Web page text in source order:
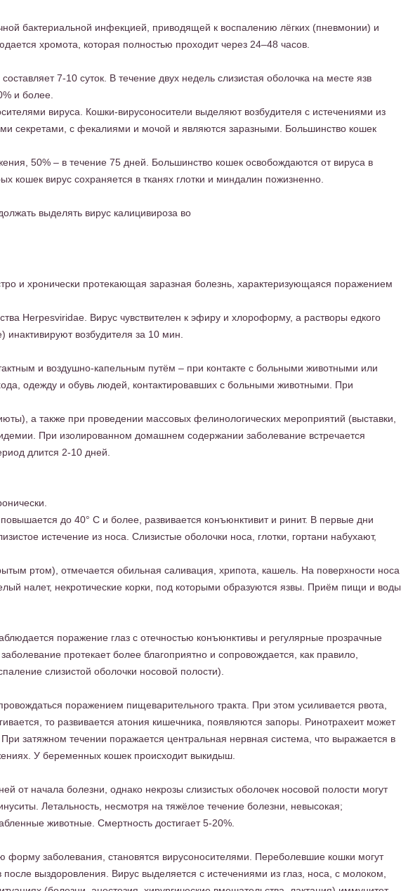
бактериальной инфекцией, приводящей к воспалению лёгких (пневмонии) и
хромота, которая полностью проходит через 24–48 часов.
7-10 суток. В течение двух недель слизистая оболочка на месте язв
и более.
вируса. Кошки-вирусоносители выделяют возбудителя с истечениями из
секретами, с фекалиями и мочой и являются заразными. Большинство кошек
50% – в течение 75 дней. Большинство кошек освобождаются от вируса в
кошек вирус сохраняется в тканях глотки и миндалин пожизненно.
выделять вирус калицивироза во
и хронически протекающая заразная болезнь, характеризующаяся поражением
Herpesviridae. Вирус чувствителен к эфиру и хлороформу, а растворы едкого
возбудителя за 10 мин.
и воздушно-капельным путём – при контакте с больными животными или
одежду и обувь людей, контактировавших с больными животными. При
а также при проведении массовых фелинологических мероприятий (выставки,
При изолированном домашнем содержании заболевание встречается
длится 2-10 дней.
до 40° С и более, развивается конъюнктивит и ринит. В первые дни
истечение из носа. Слизистые оболочки носа, глотки, гортани набухают,
ртом), отмечается обильная саливация, хрипота, кашель. На поверхности носа
налет, некротические корки, под которыми образуются язвы. Приём пищи и воды
поражение глаз с отечностью конъюнктивы и регулярные прозрачные
протекает более благоприятно и сопровождается, как правило,
слизистой оболочки носовой полости).
поражением пищеварительного тракта. При этом усиливается рвота,
то развивается атония кишечника, появляются запоры. Ринотрахеит может
затяжном течении поражается центральная нервная система, что выражается в
У беременных кошек происходит выкидыш.
от начала болезни, однако некрозы слизистых оболочек носовой полости могут
Летальность, несмотря на тяжёлое течение болезни, невысокая;
животные. Смертность достигает 5-20%.
форму заболевания, становятся вирусоносителями. Переболевшие кошки могут
выздоровления. Вирус выделяется с истечениями из глаз, носа, с молоком,